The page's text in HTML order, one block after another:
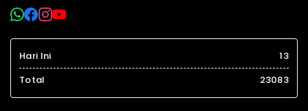
Hari Ini
13
Total
23083